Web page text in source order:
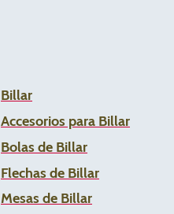
Billar
Accesorios para Billar
Bolas de Billar
Flechas de Billar
Mesas de Billar